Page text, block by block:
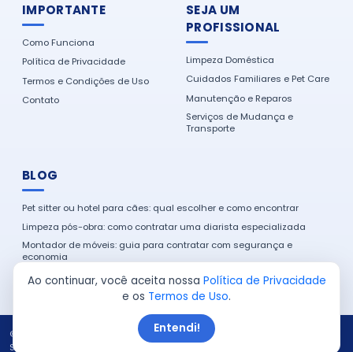
IMPORTANTE
Como Funciona
Política de Privacidade
Termos e Condições de Uso
Contato
SEJA UM
PROFISSIONAL
Limpeza Doméstica
Cuidados Familiares e Pet Care
Manutenção e Reparos
Serviços de Mudança e
Transporte
BLOG
Pet sitter ou hotel para cães: qual escolher e como encontrar
Limpeza pós-obra: como contratar uma diarista especializada
Montador de móveis: guia para contratar com segurança e
economia
Como encontrar um eletricista de confiança na sua cidade
© 2026 Serviço em Casa. Todos os direitos reservados.
Site produzido por:
Ao continuar, você aceita nossa Política de Privacidade
e os Termos de Uso.
Entendi!